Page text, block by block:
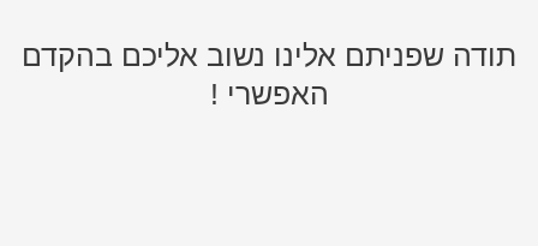
תודה שפניתם אלינו נשוב אליכם בהקדם
האפשרי !